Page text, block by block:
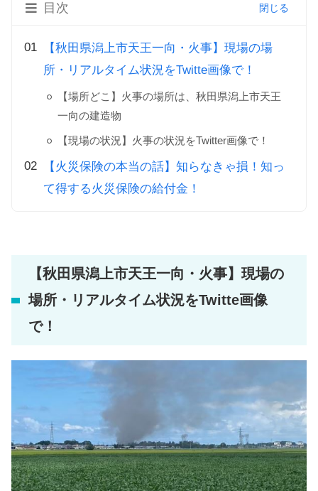
目次
【秋田県潟上市天王一向・火事】現場の場
所・リアルタイム状況をTwitte画像で！
【場所どこ】火事の場所は、秋田県潟上市天王
一向の建造物
【現場の状況】火事の状況をTwitter画像で！
【火災保険の本当の話】知らなきゃ損！知っ
て得する火災保険の給付金！
【秋田県潟上市天王一向・火事】現場の
場所・リアルタイム状況をTwitte画像
で！